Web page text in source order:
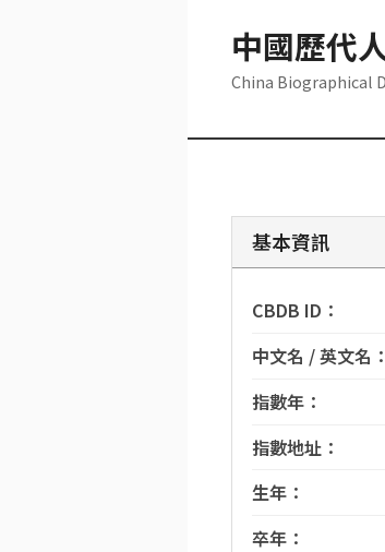
中國歷代
China Biographical
基本資訊
CBDB ID：
中文名 / 英文名：
指數年：
指數地址：
生年：
卒年：